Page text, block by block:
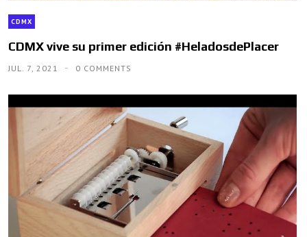
CDMX
CDMX vive su primer edición #HeladosdePlacer
JUL. 7, 2021 0 COMMENTS